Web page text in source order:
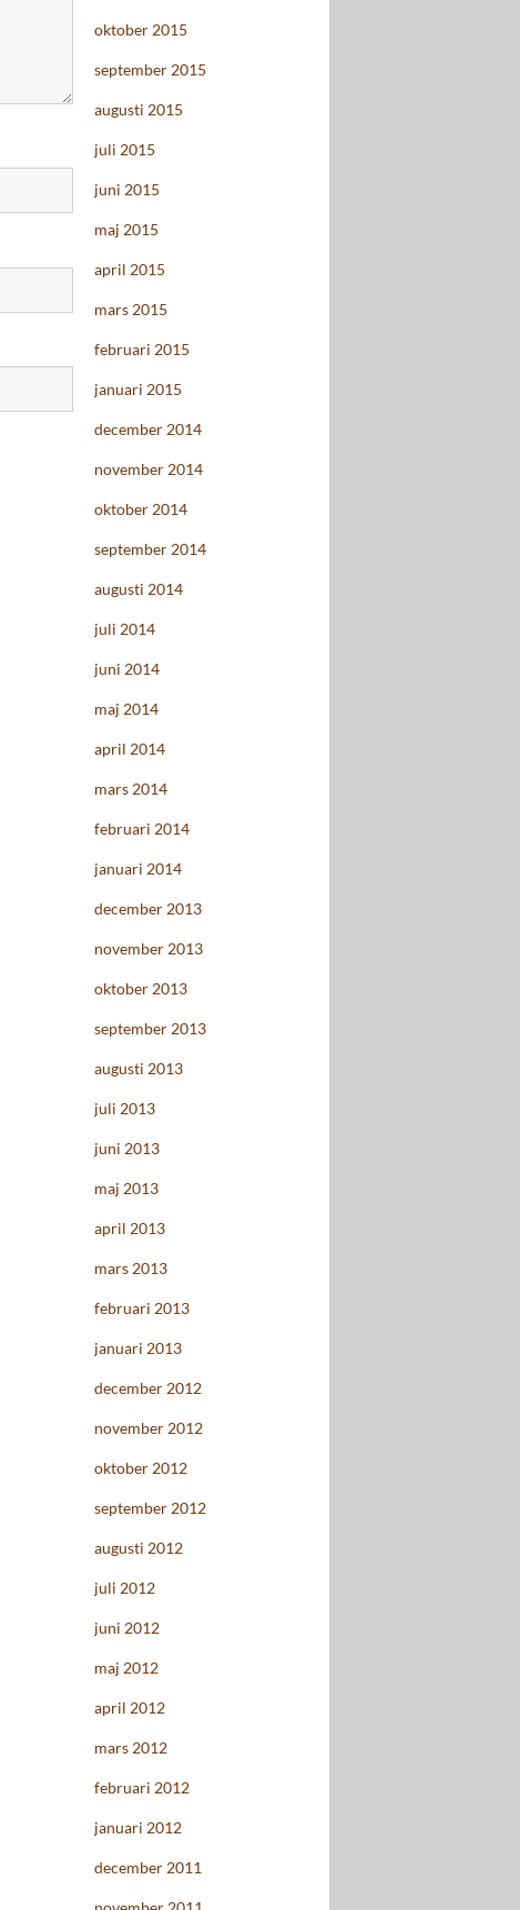
oktober 2015
september 2015
augusti 2015
juli 2015
juni 2015
maj 2015
april 2015
mars 2015
februari 2015
januari 2015
december 2014
november 2014
oktober 2014
september 2014
augusti 2014
juli 2014
juni 2014
maj 2014
april 2014
mars 2014
februari 2014
januari 2014
december 2013
november 2013
oktober 2013
september 2013
augusti 2013
juli 2013
juni 2013
maj 2013
april 2013
mars 2013
februari 2013
januari 2013
december 2012
november 2012
oktober 2012
september 2012
augusti 2012
juli 2012
juni 2012
maj 2012
april 2012
mars 2012
februari 2012
januari 2012
december 2011